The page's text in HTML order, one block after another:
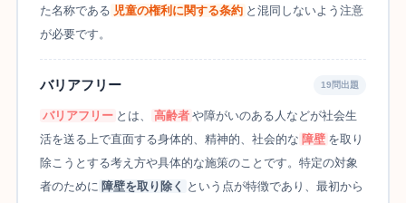
た名称である 児童の権利に関する条約 と混同しないよう注意
が必要です。
バリアフリー 19問出題
バリアフリー とは、 高齢者 や障がいのある人などが社会生
活を送る上で直面する身体的、精神的、社会的な 障壁 を取り
除こうとする考え方や具体的な施策のことです。特定の対象
者のために 障壁を取り除く という点が特徴であり、最初から